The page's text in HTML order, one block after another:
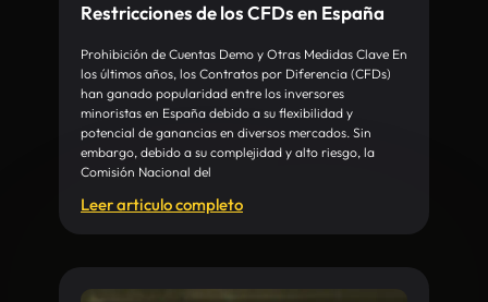
Restricciones de los CFDs en España
Prohibición de Cuentas Demo y Otras Medidas Clave En
los últimos años, los Contratos por Diferencia (CFDs)
han ganado popularidad entre los inversores
minoristas en España debido a su flexibilidad y
potencial de ganancias en diversos mercados. Sin
embargo, debido a su complejidad y alto riesgo, la
Comisión Nacional del
Leer articulo completo